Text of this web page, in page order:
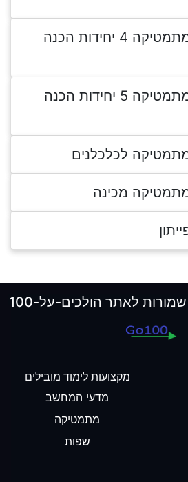
מורה פרטי מתמטיקה 4 יחידות הכנה
מורה פרטי מתמטיקה 5 יחידות הכנה
לכלכלנים
מכינה
מקצועות לימוד מובילים
מדעי המחשב
מתמטיקה
שפות